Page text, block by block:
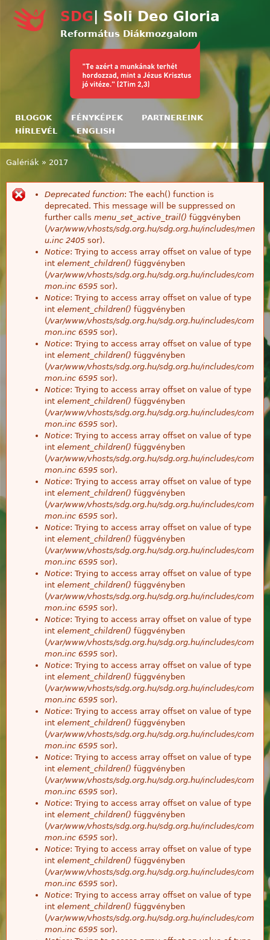
Ugrás a tartalomra
SDG| Soli Deo Gloria
Református Diákmozgalom
BLOGOK FÉNYKÉPEK
PARTNEREINK
HÍRLEVÉL
ENGLISH
Jelenlegi hely
Galériák » 2017
Hibaüzenet
Deprecated function: The each() function is
deprecated. This message will be suppressed on
further calls menu_set_active_trail() függvényben
(/var/www/vhosts/sdg.org.hu/sdg.org.hu/includes/men
u.inc 2405 sor).
Notice: Trying to access array offset on value of type
int element_children() függvényben
(/var/www/vhosts/sdg.org.hu/sdg.org.hu/includes/com
mon.inc 6595 sor).
Notice: Trying to access array offset on value of type
int element_children() függvényben
(/var/www/vhosts/sdg.org.hu/sdg.org.hu/includes/com
mon.inc 6595 sor).
Notice: Trying to access array offset on value of type
int element_children() függvényben
(/var/www/vhosts/sdg.org.hu/sdg.org.hu/includes/com
mon.inc 6595 sor).
Notice: Trying to access array offset on value of type
int element_children() függvényben
(/var/www/vhosts/sdg.org.hu/sdg.org.hu/includes/com
mon.inc 6595 sor).
Notice: Trying to access array offset on value of type
int element_children() függvényben
(/var/www/vhosts/sdg.org.hu/sdg.org.hu/includes/com
mon.inc 6595 sor).
Notice: Trying to access array offset on value of type
int element_children() függvényben
(/var/www/vhosts/sdg.org.hu/sdg.org.hu/includes/com
mon.inc 6595 sor).
Notice: Trying to access array offset on value of type
int element_children() függvényben
(/var/www/vhosts/sdg.org.hu/sdg.org.hu/includes/com
mon.inc 6595 sor).
Notice: Trying to access array offset on value of type
int element_children() függvényben
(/var/www/vhosts/sdg.org.hu/sdg.org.hu/includes/com
mon.inc 6595 sor).
Notice: Trying to access array offset on value of type
int element_children() függvényben
(/var/www/vhosts/sdg.org.hu/sdg.org.hu/includes/com
mon.inc 6595 sor).
Notice: Trying to access array offset on value of type
int element_children() függvényben
(/var/www/vhosts/sdg.org.hu/sdg.org.hu/includes/com
mon.inc 6595 sor).
Notice: Trying to access array offset on value of type
int element_children() függvényben
(/var/www/vhosts/sdg.org.hu/sdg.org.hu/includes/com
mon.inc 6595 sor).
Notice: Trying to access array offset on value of type
int element_children() függvényben
(/var/www/vhosts/sdg.org.hu/sdg.org.hu/includes/com
mon.inc 6595 sor).
Notice: Trying to access array offset on value of type
int element_children() függvényben
(/var/www/vhosts/sdg.org.hu/sdg.org.hu/includes/com
mon.inc 6595 sor).
Notice: Trying to access array offset on value of type
int element_children() függvényben
(/var/www/vhosts/sdg.org.hu/sdg.org.hu/includes/com
mon.inc 6595 sor).
Notice: Trying to access array offset on value of type
int element_children() függvényben
(/var/www/vhosts/sdg.org.hu/sdg.org.hu/includes/com
mon.inc 6595 sor).